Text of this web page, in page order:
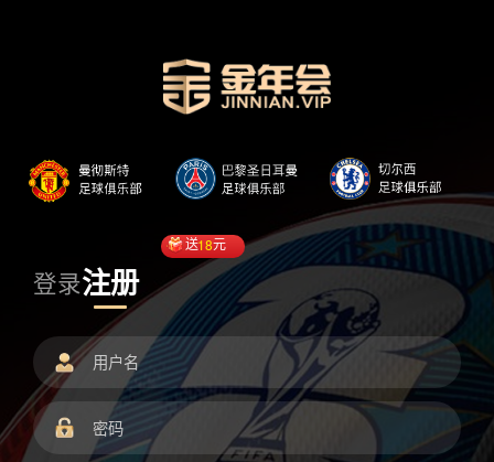
登录注册
送18元